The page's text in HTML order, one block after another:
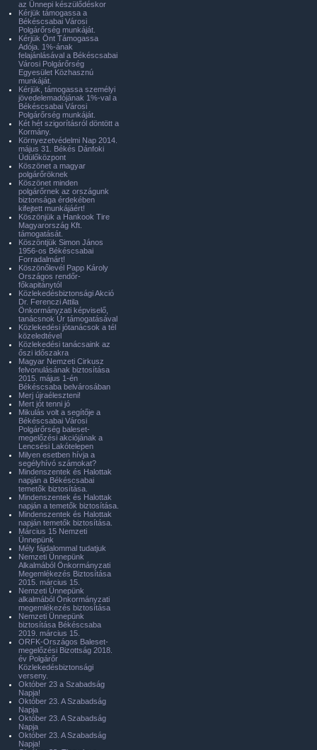
az Ünnepi készülődéskor
Kérjük támogassa a
Békéscsabai Városi
Polgárőrség munkáját.
Kérjük Önt Támogassa
Adója. 1%-ának
felajánlásával a Békéscsabai
Városi Polgárőrség
Egyesület Közhasznú
munkáját.
Kérjük, támogassa személyi
jövedelemadójának 1%-val a
Békéscsabai Városi
Polgárőrség munkáját.
Két hét szigorításról döntött a
Kormány.
Környezetvédelmi Nap 2014.
május 31. Békés Dánfoki
Üdülőközpont
Köszönet a magyar
polgárőröknek
Köszönet minden
polgárőrnek az országunk
biztonsága érdekében
kifejtett munkájáért!
Köszönjük a Hankook Tire
Magyarország Kft.
támogatását.
Köszöntjük Simon János
1956-os Békéscsabai
Forradalmárt!
Köszönőlevél Papp Károly
Országos rendőr-
főkapitánytól
Közlekedésbiztonsági Akció
Dr. Ferenczi Attila
Önkormányzati képviselő,
tanácsnok Úr támogatásával
Közlekedési jótanácsok a tél
közeledtével
Közlekedési tanácsaink az
őszi időszakra
Magyar Nemzeti Cirkusz
felvonulásának biztosítása
2015. május 1-én
Békéscsaba belvárosában
Merj újraéleszteni!
Mert jót tenni jó
Mikulás volt a segítője a
Békéscsabai Városi
Polgárőrség baleset-
megelőzési akciójának a
Lencsési Lakótelepen
Milyen esetben hívja a
segélyhívó számokat?
Mindenszentek és Halottak
napján a Békéscsabai
temetők biztosítása.
Mindenszentek és Halottak
napján a temetők biztosítása.
Mindenszentek és Halottak
napján temetők biztosítása.
Március 15 Nemzeti
Ünnepünk
Mély fájdalommal tudatjuk
Nemzeti Ünnepünk
Alkalmából Önkormányzati
Megemlékezés Biztosítása
2015. március 15.
Nemzeti Ünnepünk
alkalmából Önkormányzati
megemlékezés biztosítása
Nemzeti Ünnepünk
biztosítása Békéscsaba
2019. március 15.
ORFK-Országos Baleset-
megelőzési Bizottság 2018.
év Polgárőr
Közlekedésbiztonsági
verseny.
Október 23 a Szabadság
Napja!
Október 23. A Szabadság
Napja
Október 23. A Szabadság
Napja
Október 23. A Szabadság
Napja!